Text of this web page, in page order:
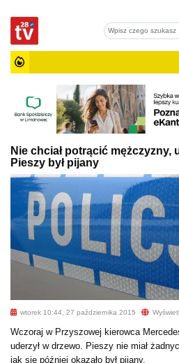
Nie chciał potrącić mężczyzny,
Pieszy był pijany
wtorek 10:44, 27 października 2015
Wczoraj w Przyszowej kierowca
uderzył w drzewo. Pieszy nie miał
jak się później okazało był pijany.